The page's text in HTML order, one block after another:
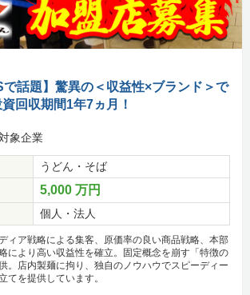
で話題】驚異の＜収益性×ブランド＞で
回収期間1年7ヵ月！
象企業
うどん・そば
5,000 万円
個人・法人
ィア戦略による集客、原価率の良い商品戦略、本部
により高い収益性を確立。固定概念を崩す「特徴の
。店内製麺に拘り、独自のノウハウでスピーディー
てを提供しています。